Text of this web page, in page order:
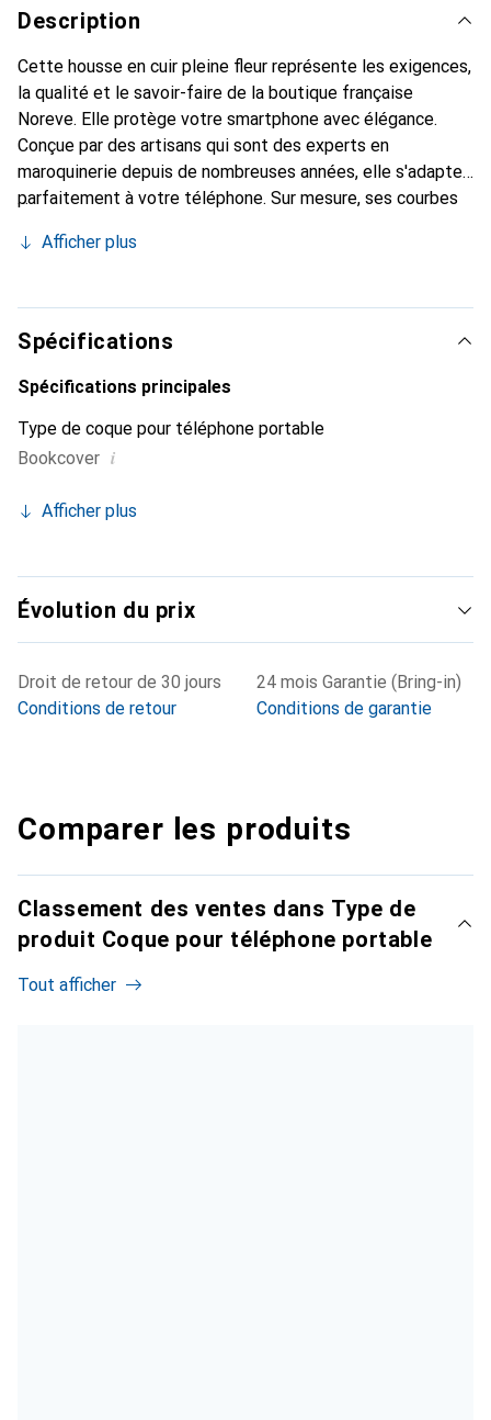
Description
Cette housse en cuir pleine fleur représente les exigences,
la qualité et le savoir-faire de la boutique française
Noreve. Elle protège votre smartphone avec élégance.
Conçue par des artisans qui sont des experts en
maroquinerie depuis de nombreuses années, elle s'adapte
parfaitement à votre téléphone. Sur mesure, ses courbes
devient un accessoire chic et indispensable pour votre
produits de haute qualité, la marque Noreve est un choix
sûr pour une clientèle exigeante.
Afficher plus
Spécifications
Spécifications principales
Type de coque pour téléphone portable
Bookcover i
Afficher plus
Évolution du prix
Droit de retour de 30 jours
Conditions de retour
24 mois Garantie (Bring-in)
Conditions de garantie
Comparer les produits
Classement des ventes dans Type de
produit Coque pour téléphone portable
Tout afficher